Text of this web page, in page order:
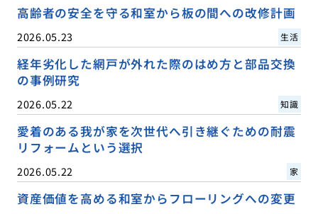
高齢者の安全を守る和室から板の間への改修計画
2026.05.23 生活
経年劣化した網戸が外れた際のはめ方と部品交換
の事例研究
2026.05.22 知識
愛着のある我が家を次世代へ引き継ぐための耐震
リフォームという選択
2026.05.22 家
資産価値を高める和室からフローリングへの変更